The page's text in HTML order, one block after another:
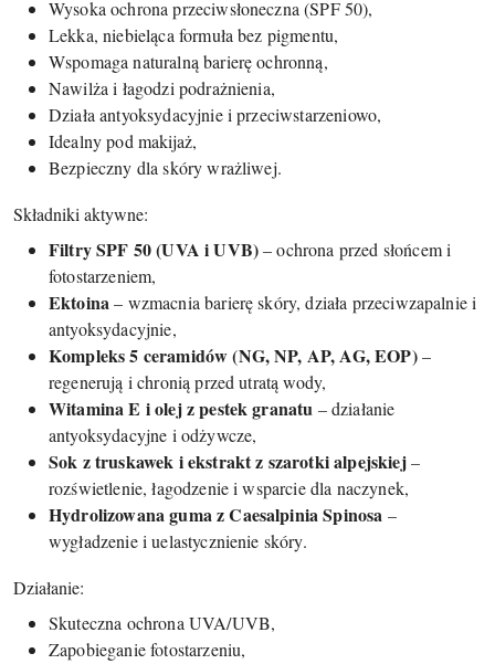
Wysoka ochrona przeciwsłoneczna (SPF 50),
Lekka, niebieląca formuła bez pigmentu,
Wspomaga naturalną barierę ochronną,
Nawilża i łagodzi podrażnienia,
Działa antyoksydacyjnie i przeciwstarzeniowo,
Idealny pod makijaż,
Bezpieczny dla skóry wrażliwej.
Składniki aktywne:
Filtry SPF 50 (UVA i UVB)– ochrona przed słońcem i
fotostarzeniem,
Ektoina– wzmacnia barierę skóry, działa przeciwzapalnie i
antyoksydacyjnie,
Kompleks 5 ceramidów (NG, NP, AP, AG, EOP)–
regenerują i chronią przed utratą wody,
Witamina E i olej z pestek granatu – działanie
antyoksydacyjne i odżywcze,
Sok z truskawek i ekstrakt z szarotki alpejskiej–
rozświetlenie, łagodzenie i wsparcie dla naczynek,
Hydrolizowana guma z Caesalpinia Spinosa –
wygładzenie i uelastycznienie skóry.
Działanie:
Skuteczna ochrona UVA/UVB,
Zapobieganie fotostarzeniu,